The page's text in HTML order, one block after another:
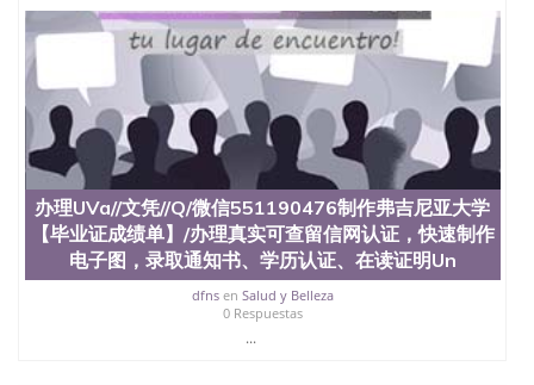
凭学历、美国文凭学历、澳洲文凭学历、加拿大文凭
学历、新西兰学历认证等q:551190476 微信：
551190476 圣何塞州立大学毕业证（San Jose State
University）圣何塞州立大学毕业证（San Jose State
University）圣何塞州立大学毕业证（San Jose State
University）圣何塞州立大学成绩单（San Jose State
University）圣何塞州立大学成绩单（ San Jose State
University）圣何塞州立大学成绩单（San Jose State
University）成绩单圣何塞州立大学文凭（San Jose
State University）圣何塞州立大学（San Jose State
University）圣何塞州立大学（San Jose State
University）圣何塞州立大学（ San Jose State
University）圣何塞州立大学（San Jose State
University）圣何塞州立大学文凭（San Jose State
办理UVa//文凭//Q/微信551190476制作弗吉尼亚大学
【毕业证成绩单】/办理真实可查留信网认证，快速制作
电子图，录取通知书、学历认证、在读证明Un
dfnsen Salud y Belleza
0 Respuestas
...